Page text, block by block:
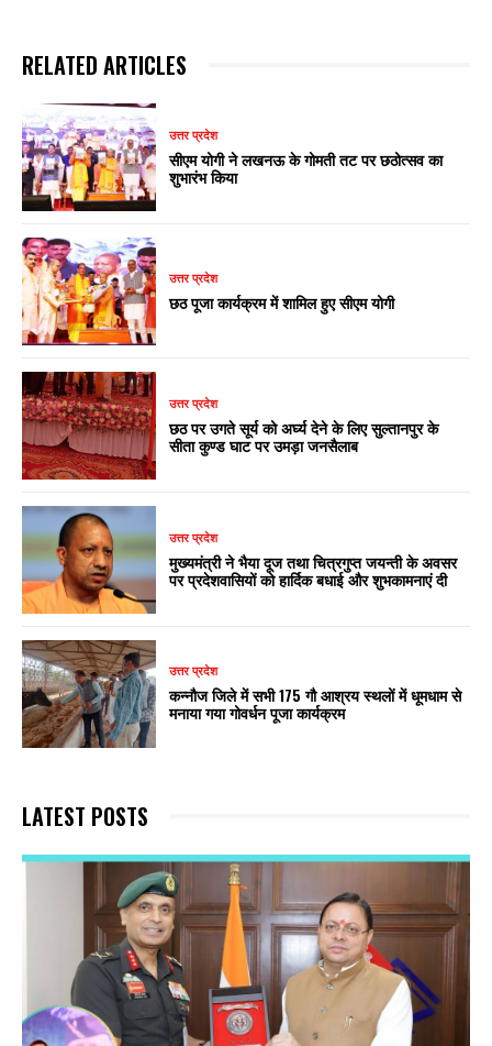
RELATED ARTICLES
उत्तर प्रदेश
सीएम योगी ने लखनऊ के गोमती तट पर छठोत्सव का
शुभारंभ किया
उत्तर प्रदेश
छठ पूजा कार्यक्रम में शामिल हुए सीएम योगी
उत्तर प्रदेश
छठ पर उगते सूर्य को अर्घ्य देने के लिए सुल्तानपुर के
सीता कुण्ड घाट पर उमड़ा जनसैलाब
उत्तर प्रदेश
मुख्यमंत्री ने भैया दूज तथा चित्रगुप्त जयन्ती के अवसर
पर प्रदेशवासियों को हार्दिक बधाई और शुभकामनाएं दी
उत्तर प्रदेश
कन्नौज जिले में सभी 175 गौ आश्रय स्थलों में धूमधाम से
मनाया गया गोवर्धन पूजा कार्यक्रम
LATEST POSTS